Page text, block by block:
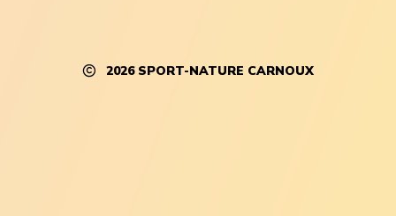
2026 SPORT-NATURE CARNOUX